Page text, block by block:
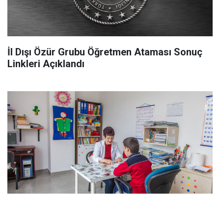
İl Dışı Özür Grubu Öğretmen Ataması Sonuç
Linkleri Açıklandı